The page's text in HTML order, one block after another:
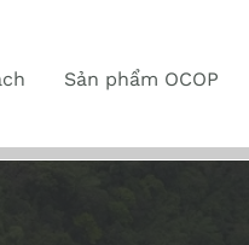
Sản phẩm OCOP